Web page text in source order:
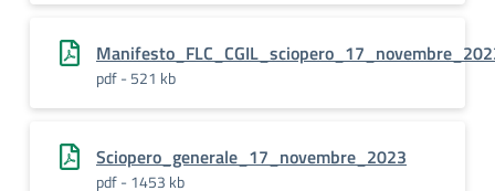
pdf - 521 kb
Sciopero_generale_17_novembre_2023
pdf - 1453 kb